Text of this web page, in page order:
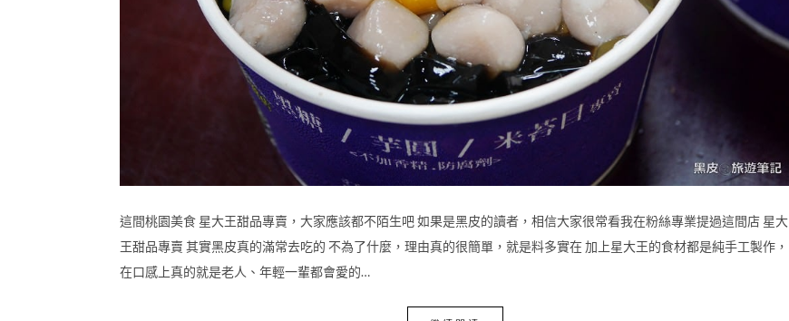
這間桃園美食 星大王甜品專賣，大家應該都不陌生吧 如果是黑皮的讀者，相信大家很常看我在粉絲專業提過這間店 星大
王甜品專賣 其實黑皮真的滿常去吃的 不為了什麼，理由真的很簡單，就是料多實在 加上星大王的食材都是純手工製作，
在口感上真的就是老人、年輕一輩都會愛的…